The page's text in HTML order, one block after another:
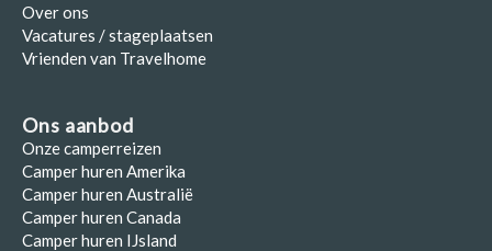
Over ons
Vacatures / stageplaatsen
Vrienden van Travelhome
Ons aanbod
Onze camperreizen
Camper huren Amerika
Camper huren Australië
Camper huren Canada
Camper huren IJsland